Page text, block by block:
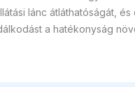
lánc átláthatóságát, és
a hatékonyság